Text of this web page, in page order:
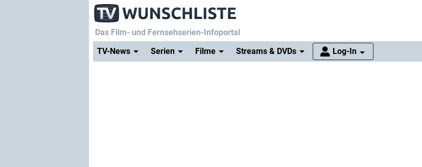
Das Film- und Fernsehserien-Infoportal
TV-News
Serien Filme Streams & DVDs Log-In